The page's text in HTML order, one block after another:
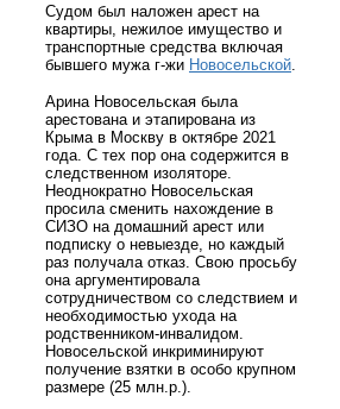
Судом был наложен арест на
квартиры, нежилое имущество и
транспортные средства включая
бывшего мужа г-жи Новосельской
Арина Новосельская была
арестована и этапирована из
Крыма в Москву в октябре 2021
года. С тех пор она содержится в
следственном изоляторе.
Неоднократно Новосельская
просила сменить нахождение в
СИЗО на домашний арест или
подписку о невыезде, но каждый
раз получала отказ. Свою просьбу
она аргументировала
сотрудничеством со следствием и
необходимостью ухода на
родственником-инвалидом.
Новосельской инкриминируют
получение взятки в особо крупном
размере (25 млн.р.).